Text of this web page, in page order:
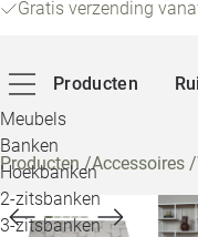
Gratis verzending
Producten
Meubels
Banken
Hoekbanken
2-zitsbanken
3-zitsbanken
Producten/Accessoires /